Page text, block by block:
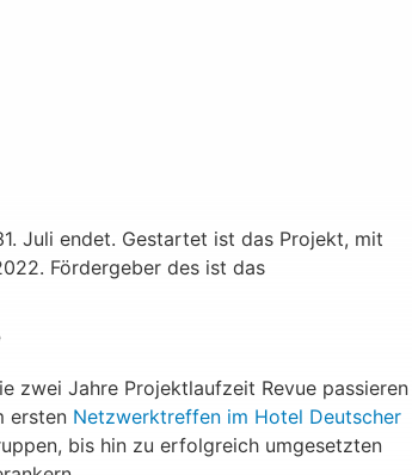
Juli endet. Gestartet ist das Projekt, mit
Fördergeber des ist das
zwei Jahre Projektlaufzeit Revue passieren
ersten Netzwerktreffen im Hotel Deutscher
bis hin zu erfolgreich umgesetzten